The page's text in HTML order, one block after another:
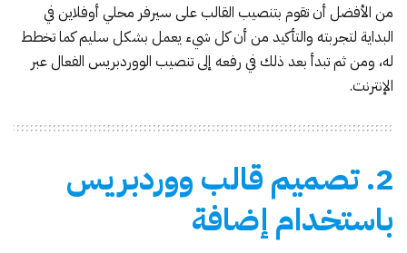
من الأفضل أن تقوم بتنصيب القالب على سيرفر محلي أوفلاين في
البداية لتجربته والتأكيد من أن كل شيء يعمل بشكل سليم كما تخطط
له، ومن ثم تبدأ بعد ذلك في رفعه إلى تنصيب الووردبريس الفعال عبر
الإنترنت.
2. تصميم قالب ووردبريس
باستخدام إضافة